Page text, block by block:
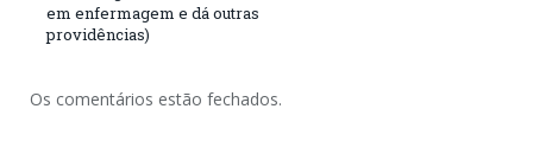
em enfermagem e dá outras
providências)
Os comentários estão fechados.